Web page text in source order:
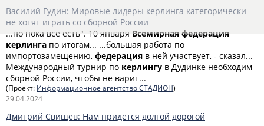
Василий Гудин: Мировые лидеры керлинга категорически
не хотят играть со сборной России
...но пока все есть". 10 января Всемирная федерация
керлинга по итогам... ...большая работа по
импортозамещению, федерация в ней участвует, - сказал...
Международный турнир по керлингу в Дудинке необходим
сборной России, чтобы не варит...
(Проект: Информационное агентство СТАДИОН)
29.04.2024
Дмитрий Свищев: Нам придется долгой дорогой